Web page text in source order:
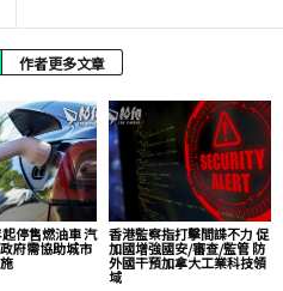
作者更多文章
停售燃油車 汽
府需協助城市
香港監察指打擊間諜不力 促
加國增強國安/審查/監管 防
外國干預加拿大工業科技領
域